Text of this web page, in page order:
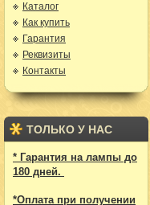
Каталог
Как купить
Гарантия
Реквизиты
Контакты
ТОЛЬКО У НАС
* Гарантия на лампы до
180 дней.
*Оплата при получении